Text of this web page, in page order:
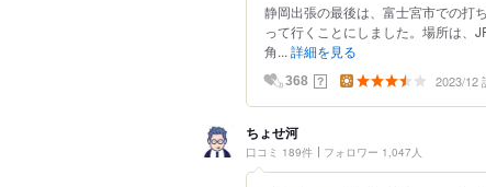
静岡出張の最後は、富士宮市での打
って行くことにしました。場所は、
角... 詳細を見る
368 ？ 2023/12
ちょせ河
口コミ 189件 フォロワー 1,047人